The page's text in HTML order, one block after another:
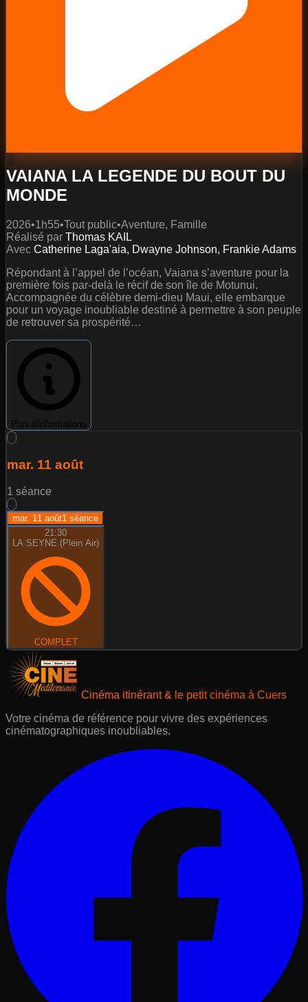
VAIANA LA LEGENDE DU BOUT DU
MONDE
2026•1h55•Tout public•Aventure, Famille
Réalisé par Thomas KAIL
Avec Catherine Laga'aia, Dwayne Johnson, Frankie Adams
Répondant à l’appel de l’océan, Vaiana s’aventure pour la
première fois par-delà le récif de son île de Motunui.
Accompagnée du célèbre demi-dieu Maui, elle embarque
pour un voyage inoubliable destiné à permettre à son peuple
de retrouver sa prospérité…
Plus d'informations
mar. 11 août
1 séance
mar. 11 août1 séance
21:30
LA SEYNE (Plein Air)
COMPLET
Cinéma itinérant & le petit cinéma à Cuers
Votre cinéma de référence pour vivre des expériences
cinématographiques inoubliables.